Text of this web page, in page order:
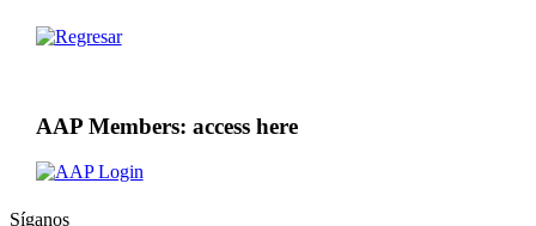
AAP Members: access here
Síganos